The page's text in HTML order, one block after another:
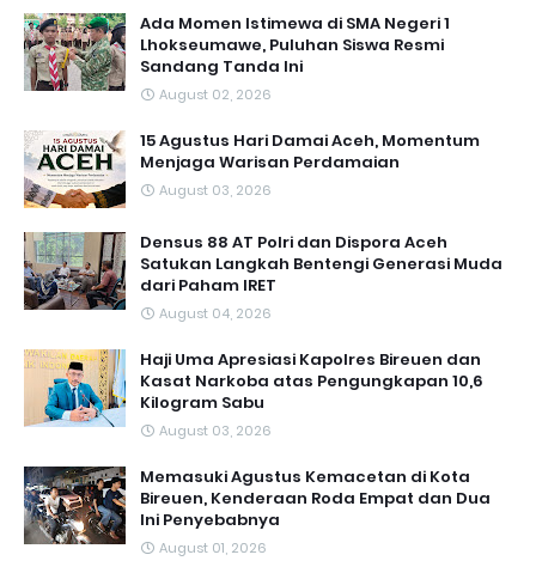
Ada Momen Istimewa di SMA Negeri 1
Lhokseumawe, Puluhan Siswa Resmi
Sandang Tanda Ini
August 02, 2026
15 Agustus Hari Damai Aceh, Momentum
Menjaga Warisan Perdamaian
August 03, 2026
Densus 88 AT Polri dan Dispora Aceh
Satukan Langkah Bentengi Generasi Muda
dari Paham IRET
August 04, 2026
Haji Uma Apresiasi Kapolres Bireuen dan
Kasat Narkoba atas Pengungkapan 10,6
Kilogram Sabu
August 03, 2026
Memasuki Agustus Kemacetan di Kota
Bireuen, Kenderaan Roda Empat dan Dua
Ini Penyebabnya
August 01, 2026